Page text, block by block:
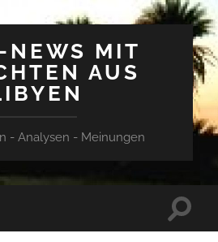
NEWS MIT
AUS
- Analysen - Meinungen